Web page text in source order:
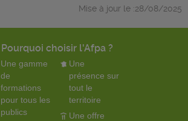
Mise à jour le :28/08/2025
Pourquoi choisir l'Afpa ?
Une gamme
de
formations
pour tous les
publics
Une
présence sur
tout le
territoire
Une offre